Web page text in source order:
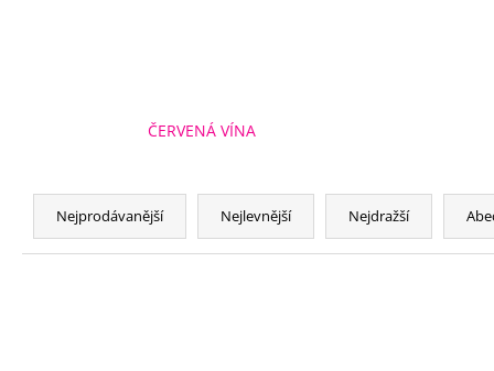
ČERVENÁ VÍNA
Ř
z
Nejprodávanější Nejlevnější Nejdražší